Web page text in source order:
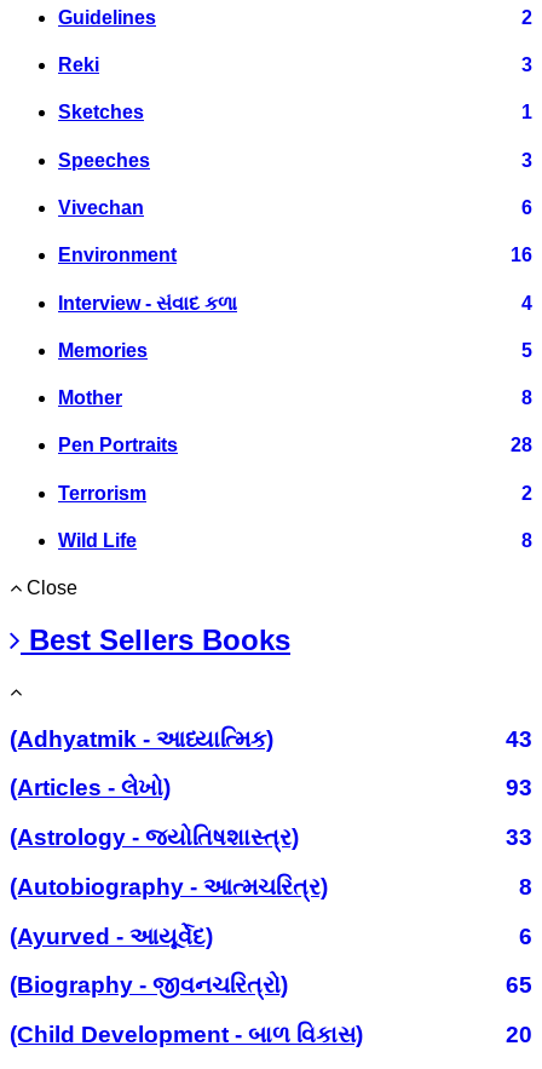
Guidelines 2
Reki 3
Sketches 1
Speeches 3
Vivechan 6
Environment 16
Interview - સંવાદ કળા 4
Memories 5
Mother 8
Pen Portraits 28
Terrorism 2
Wild Life 8
Close
Best Sellers Books
(Adhyatmik - આધ્યાત્મિક)
43
(Articles - લેખો)
93
(Astrology - જ્યોતિષશાસ્ત્ર)
33
(Autobiography - આત્મચરિત્ર)
8
(Ayurved - આયૂર્વેદ)
6
(Biography - જીવનચરિત્રો)
65
(Child Development - બાળ વિકાસ)
20